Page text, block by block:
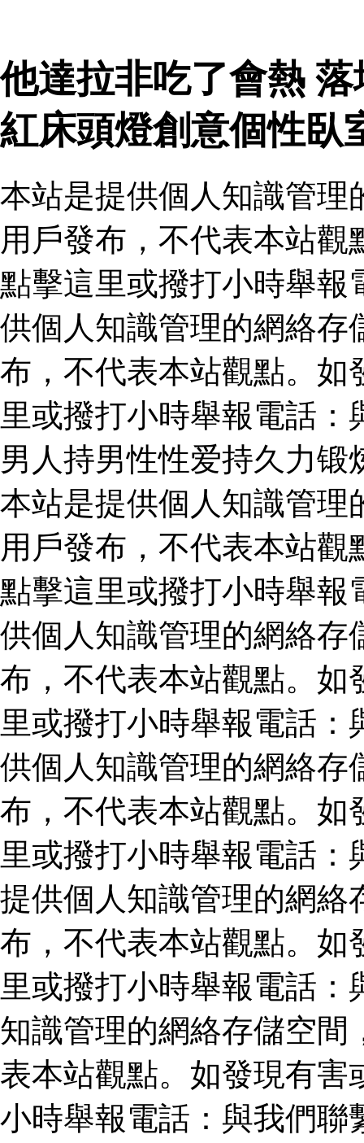
他達拉非吃了會熱
紅床頭燈創意個性臥
本站是提供個人知識管理
用戶發布，不代表本站
點擊這里或撥打小時舉報
供個人知識管理的網絡存
布，不代表本站觀點。如
里或撥打小時舉報電話：
男人持男性性爱持久力
本站是提供個人知識管理
用戶發布，不代表本站
點擊這里或撥打小時舉報
供個人知識管理的網絡存
布，不代表本站觀點。如
里或撥打小時舉報電話
供個人知識管理的網絡存
布，不代表本站觀點。如
里或撥打小時舉報電話
提供個人知識管理的網絡
布，不代表本站觀點。如
里或撥打小時舉報電話
知識管理的網絡存儲空間
表本站觀點。如發現有害
小時舉報電話：與我們聯